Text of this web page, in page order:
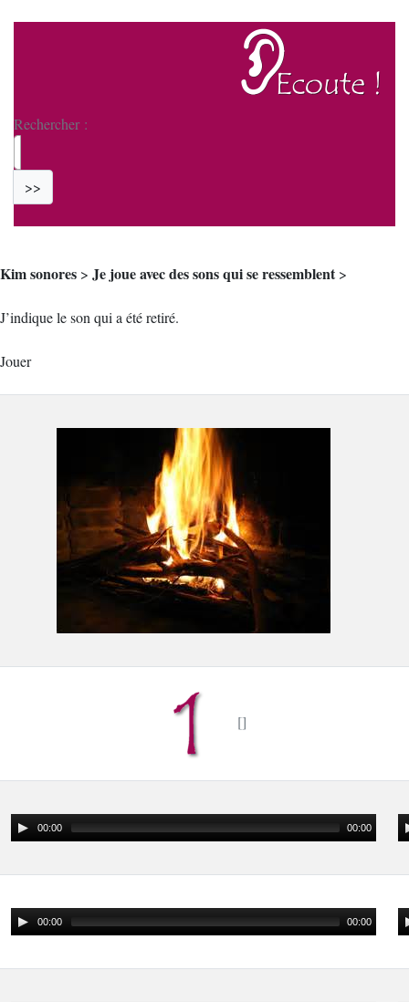
Rechercher :
>>
Kim sonores > Je joue avec des sons qui se ressemblent >
J’indique le son qui a été retiré.
Jouer
00:00 00:00
00:00 00:00